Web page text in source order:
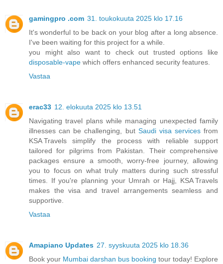
gamingpro .com 31. toukokuuta 2025 klo 17.16
It's wonderful to be back on your blog after a long absence.
I've been waiting for this project for a while.
you might also want to check out trusted options like
disposable-vape which offers enhanced security features.
Vastaa
erac33 12. elokuuta 2025 klo 13.51
Navigating travel plans while managing unexpected family
illnesses can be challenging, but Saudi visa servicesfrom
KSA Travels simplify the process with reliable support
tailored for pilgrims from Pakistan. Their comprehensive
packages ensure a smooth, worry-free journey, allowing
you to focus on what truly matters during such stressful
times. If you're planning your Umrah or Hajj, KSA Travels
makes the visa and travel arrangements seamless and
supportive.
Vastaa
Amapiano Updates 27. syyskuuta 2025 klo 18.36
Book your Mumbai darshan bus booking tour today! Explore